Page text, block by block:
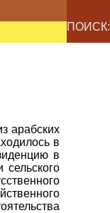
ПОИСК:
арабских
в
в